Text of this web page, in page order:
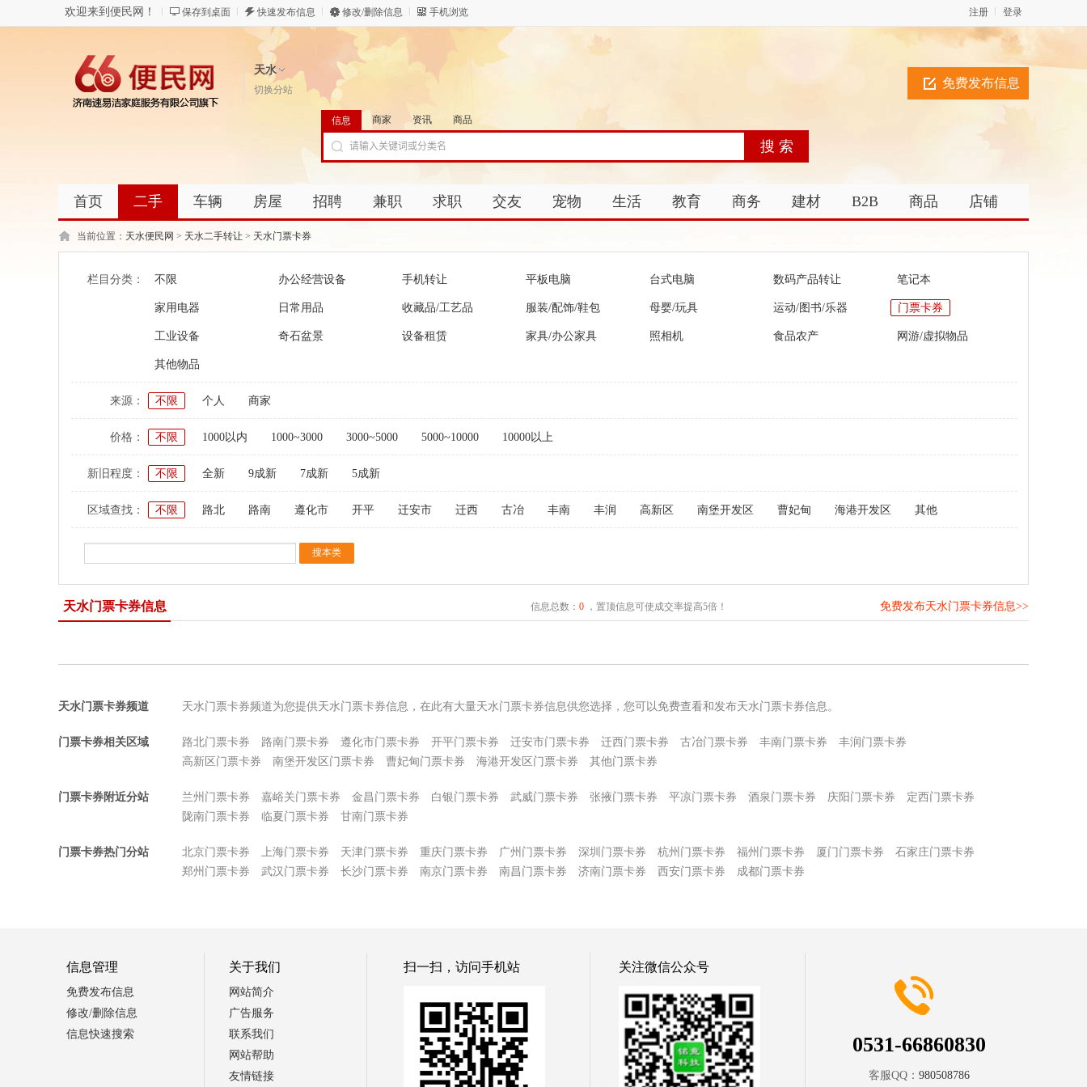
欢迎来到便民网！ 保存到桌面 快速发布信息 修改/删除信息 手机浏览 登录
注册
天水
切换分站 免费发布信息
信息 商家 资讯 商品
首页 二手 车辆 房屋 招聘 兼职 求职 交友 宠物 生活 教育 商务 建材 B2B 商品 店铺
当前位置： 天水便民网 > 天水二手转让 > 天水门票卡券
栏目分类： 不限 办公经营设备 手机转让 平板电脑 台式电脑 数码产品转让 笔记本
家用电器 日常用品 收藏品/工艺品 服装/配饰/鞋包 母婴/玩具 运动/图书/乐器 门票卡券
工业设备 奇石盆景 设备租赁 家具/办公家具 照相机 食品农产 网游/虚拟物品
其他物品
来源： 不限 个人 商家
价格： 不限 1000以内 1000~3000 3000~5000 5000~10000 10000以上
新旧程度： 不限 全新 9成新 7成新 5成新
区域查找： 不限 路北 路南 遵化市 开平 迁安市 迁西 古冶 丰南 丰润 高新区 南堡开发区 曹妃甸 海港开发区 其他
天水门票卡券信息 信息总数： 0，置顶信息可使成交率提高5倍！ 免费发布天水门票卡券信息>>
天水门票卡券频道 天水门票卡券频道为您提供天水门票卡券信息，在此有大量天水门票卡券信息供您选择，您可以免费查看和发布天水门票卡券信息。
门票卡券相关区域 路北门票卡券 路南门票卡券 遵化市门票卡券 开平门票卡券 迁安市门票卡券 迁西门票卡券 古冶门票卡券 丰南门票卡券
丰润门票卡券
高新区门票卡券
南堡开发区门票卡券 曹妃甸门票卡券 海港开发区门票卡券 其他门票卡券
门票卡券附近分站 兰州门票卡券 嘉峪关门票卡券 金昌门票卡券 白银门票卡券 武威门票卡券 张掖门票卡券 平凉门票卡券 酒泉门票卡券 庆阳门票卡券
定西门票卡券
陇南门票卡券
临夏门票卡券 甘南门票卡券
门票卡券热门分站 北京门票卡券 上海门票卡券 天津门票卡券 重庆门票卡券 广州门票卡券 深圳门票卡券 杭州门票卡券 福州门票卡券 厦门门票卡券
石家庄门票卡券
郑州门票卡券
武汉门票卡券 长沙门票卡券 南京门票卡券 南昌门票卡券 济南门票卡券 西安门票卡券 成都门票卡券
信息管理
免费发布信息
修改/删除信息
信息快速搜索
关于我们
网站简介
广告服务
联系我们
网站帮助
友情链接
扫一扫，访问手机站 关注微信公众号
0531-66860830
客服QQ： 980508786